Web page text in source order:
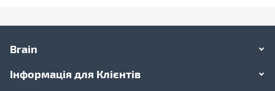
Brain
Інформація для Клієнтів